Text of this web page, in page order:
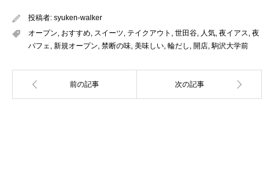
投稿者: syuken-walker
オープン, おすすめ, スイーツ, テイクアウト , 世田谷, 人気, 夜イアス, 夜
パフェ, 新規オープン, 禁断の味, 美味しい, 輪だし , 開店,駒沢大学前